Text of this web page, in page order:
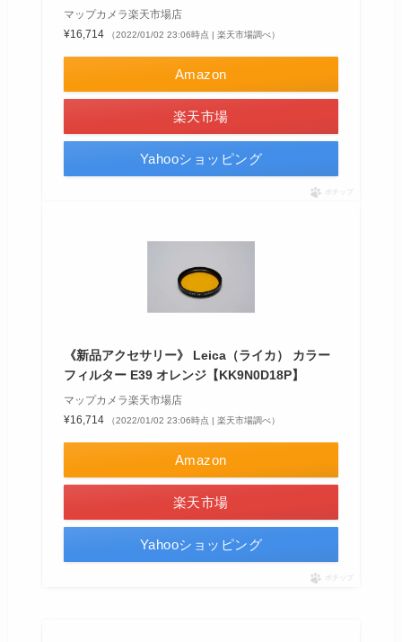
マップカメラ楽天市場店
¥16,714
（2022/01/02 23:06時点 | 楽天市場調べ）
Amazon
楽天市場
Yahooショッピング
ポチップ
《新品アクセサリー》 Leica（ライカ） カラー
フィルター E39 オレンジ【KK9N0D18P】
マップカメラ楽天市場店
¥16,714
（2022/01/02 23:06時点 | 楽天市場調べ）
Amazon
楽天市場
Yahooショッピング
ポチップ